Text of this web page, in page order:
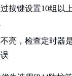
按键设置10组以
亮，检查定时器